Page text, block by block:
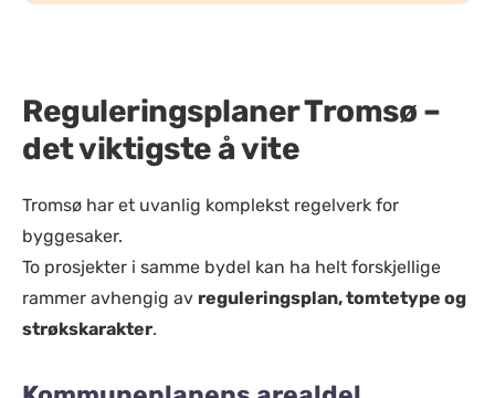
Reguleringsplaner Tromsø –
det viktigste å vite
Tromsø har et uvanlig komplekst regelverk for
byggesaker.
To prosjekter i samme bydel kan ha helt forskjellige
rammer avhengig av reguleringsplan, tomtetype og
strøkskarakter.